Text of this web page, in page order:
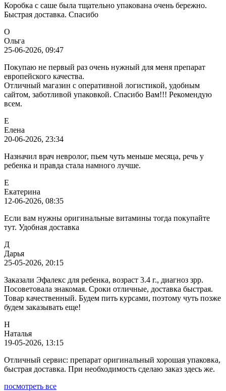
Коробка с саше была тщательно упакована очень бережно.
Быстрая доставка. Спасибо
О
Ольга
25-06-2026, 09:47
Покупаю не первый раз очень нужный для меня препарат
европейского качества.
Отличный магазин с оперативной логистикой, удобным
сайтом, заботливой упаковкой. Спасибо Вам!!! Рекомендую
всем.
Е
Елена
20-06-2026, 23:34
Назначил врач невролог, пьем чуть меньше месяца, речь у
ребенка и правда стала намного лучше.
Е
Екатерина
12-06-2026, 08:35
Если вам нужны оригинальные витамины тогда покупайте
тут. Удобная доставка
Д
Дарья
25-05-2026, 20:15
Заказали Эфалекс для ребенка, возраст 3.4 г., диагноз зрр.
Посоветовала знакомая. Сроки отличные, доставка быстрая.
Товар качественный. Будем пить курсами, поэтому чуть позже
будем заказывать еще!
Н
Наталья
19-05-2026, 13:15
Отличный сервис: препарат оригинальный хорошая упаковка,
быстрая доставка. При необходимость сделаю заказ здесь же.
посмотреть все